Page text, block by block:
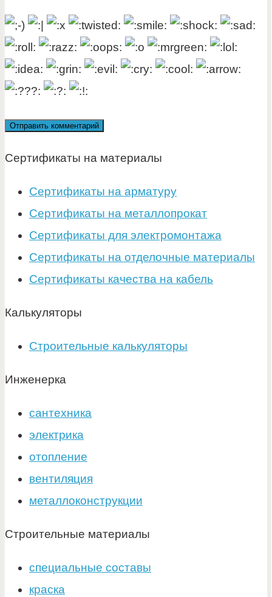
Сертификаты на материалы
Сертификаты на арматуру
Сертификаты на металлопрокат
Сертификаты для электромонтажа
Сертификаты на отделочные материалы
Сертификаты качества на кабель
Калькуляторы
Строительные калькуляторы
Инженерка
сантехника
электрика
отопление
вентиляция
металлоконструкции
Строительные материалы
специальные составы
краска